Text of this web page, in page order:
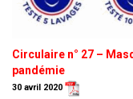
Circulaire n° 27 –
pandémie
30 avril 2020